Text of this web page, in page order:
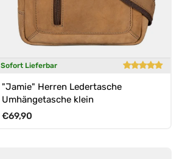
Sofort Lieferbar
"Jamie" Herren Ledertasche
Umhängetasche klein
Normaler Preis
€69,90